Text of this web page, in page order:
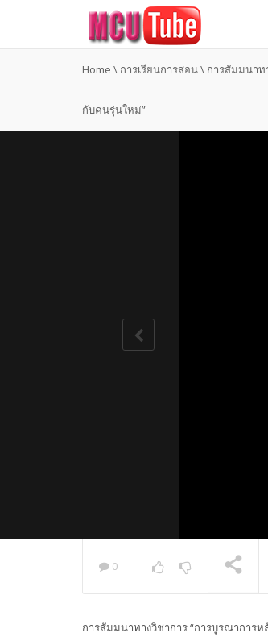
Home \ การเรียนการสอน\ การสัมมนาท
กับคนรุ่นใหม่”
NOW PLAYING
0
การสัมมนาทางวิชาการ “การบูรณากา